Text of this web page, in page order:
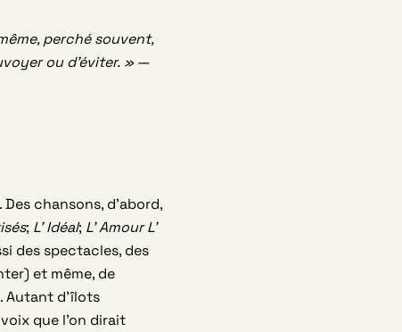
perché souvent,
ou d’éviter. »—
chansons, d’abord,
; L’ Idéal; L’ Amour L’
des spectacles, des
et même, de
Autant d’îlots
que l’on dirait